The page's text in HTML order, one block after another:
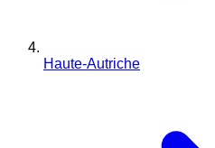
Haute-Autriche